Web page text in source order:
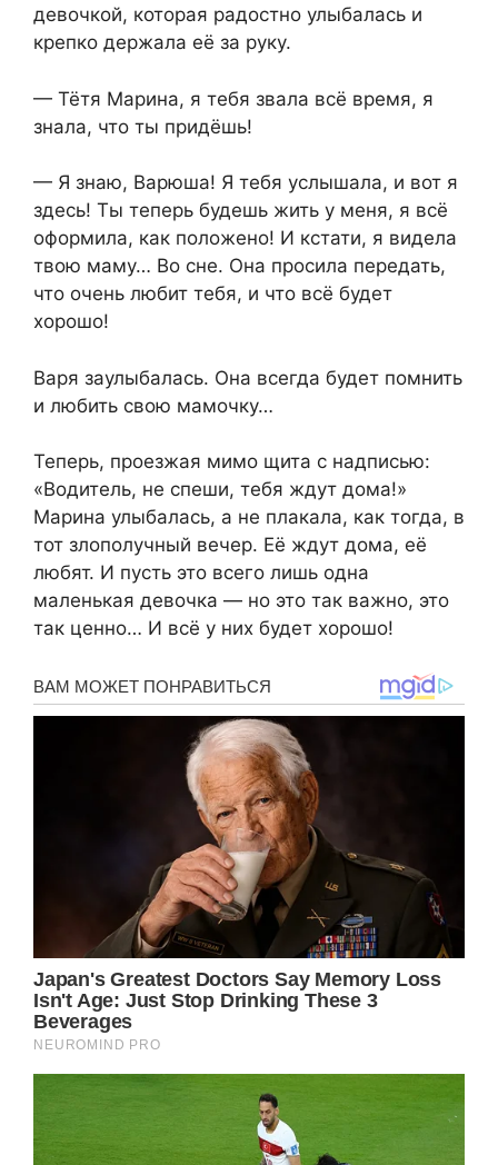
девочкой, которая радостно улыбалась и
крепко держала её за руку.
— Тётя Марина, я тебя звала всё время, я
знала, что ты придёшь!
— Я знаю, Варюша! Я тебя услышала, и вот я
здесь! Ты теперь будешь жить у меня, я всё
оформила, как положено! И кстати, я видела
твою маму… Во сне. Она просила передать,
что очень любит тебя, и что всё будет
хорошо!
Варя заулыбалась. Она всегда будет помнить
и любить свою мамочку…
Теперь, проезжая мимо щита с надписью:
«Водитель, не спеши, тебя ждут дома!»
Марина улыбалась, а не плакала, как тогда, в
тот злополучный вечер. Её ждут дома, её
любят. И пусть это всего лишь одна
маленькая девочка — но это так важно, это
так ценно… И всё у них будет хорошо!